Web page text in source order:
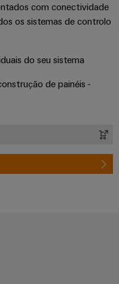
prática para o
Nossas
com conectividade
os sistemas de controlo
do seu sistema
de painéis -